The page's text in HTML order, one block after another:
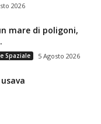
2026
mare di poligoni,
Spaziale 5 Agosto 2026